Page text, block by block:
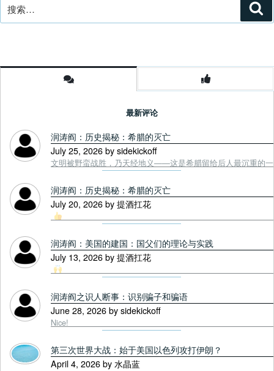
索：
最新评论
润涛阎：历史揭秘：希腊的灭亡
July 25, 2026 by sidekickoff
文明被野蛮战胜，乃天经地义——这是希腊留给后人最沉重的
润涛阎：历史揭秘：希腊的灭亡
July 20, 2026 by 提酒扛花
润涛阎：美国的建国：国父们的理论与实践
July 13, 2026 by 提酒扛花
润涛阎之识人断事：识别骗子和骗语
June 28, 2026 by sidekickoff
Nice!
第三次世界大战：始于美国以色列攻打伊朗？
April 4, 2026 by 水晶蓝